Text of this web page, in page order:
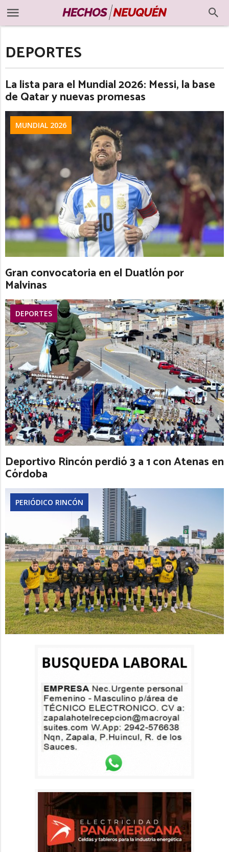
DEPORTES
La lista para el Mundial 2026: Messi, la base
de Qatar y nuevas promesas
MUNDIAL 2026
Gran convocatoria en el Duatlón por
Malvinas
DEPORTES
Deportivo Rincón perdió 3 a 1 con Atenas en
Córdoba
PERIÓDICO RINCÓN